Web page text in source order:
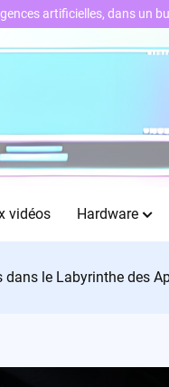
vidéos Hardware
dans le Labyrinthe des
artificielles, dans un